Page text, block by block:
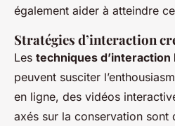
également aider à atteindre
Stratégies d’interaction
Les techniques d’interaction
peuvent susciter
en ligne, des vidéos
axés sur la conservation sont